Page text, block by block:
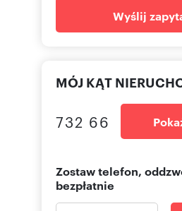
Wyślij
MÓJ KĄT
732 66
Zostaw telefon,
bezpłatnie